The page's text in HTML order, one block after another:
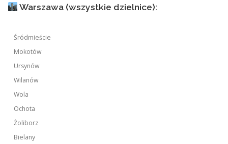
Warszawa (wszystkie dzielnice):
Śródmieście
Mokotów
Ursynów
Wilanów
Wola
Ochota
Żoliborz
Bielany